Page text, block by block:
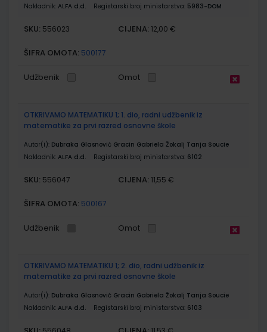
Nakladnik: ALFA d.d. Registarski broj ministarstva: 5983-DOM
SKU: 556023 CIJENA: 12,00 €
ŠIFRA OMOTA: 500177
Udžbenik Omot
OTKRIVAMO MATEMATIKU 1; 1. dio, radni udžbenik iz
matematike za prvi razred osnovne škole
Autor(i): Dubraka Glasnović Gracin Gabriela Žokalj Tanja Soucie
Nakladnik: ALFA d.d. Registarski broj ministarstva: 6102
SKU: 556047 CIJENA: 11,55 €
ŠIFRA OMOTA: 500167
Udžbenik Omot
OTKRIVAMO MATEMATIKU 1; 2. dio, radni udžbenik iz
matematike za prvi razred osnovne škole
Autor(i): Dubraka Glasnović Gracin Gabriela Žokalj Tanja Soucie
Nakladnik: ALFA d.d. Registarski broj ministarstva: 6103